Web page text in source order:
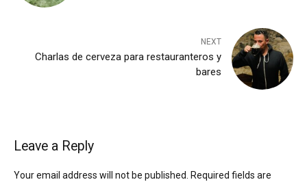
NEXT
Charlas de cerveza para restauranteros y
bares
Leave a Reply
Your email address will not be published. Required fields are